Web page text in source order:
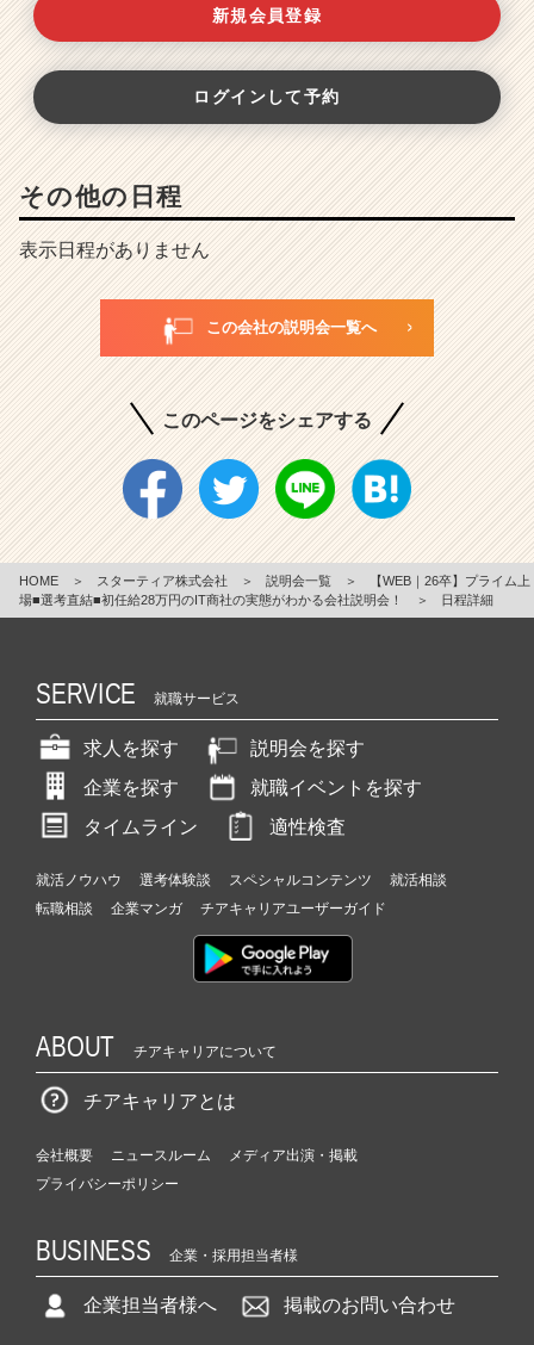
新規会員登録
ログインして予約
その他の日程
表示日程がありません
この会社の説明会一覧へ
このページをシェアする
HOME ＞ スターティア株式会社 ＞ 説明会一覧 ＞
【WEB｜26卒】プライム上
場■選考直結■初任給28万円のIT商社の実態がわかる会社説明会！
＞ 日程詳細
SERVICE 就職サービス
求人を探す
説明会を探す
企業を探す
就職イベントを探す
タイムライン
適性検査
就活ノウハウ 選考体験談 スペシャルコンテンツ
就活相談
転職相談
企業マンガ チアキャリアユーザーガイド
ABOUT チアキャリアについて
チアキャリアとは
会社概要 ニュースルーム
メディア出演・掲載
プライバシーポリシー
BUSINESS 企業・採用担当者様
企業担当者様へ 掲載のお問い合わせ